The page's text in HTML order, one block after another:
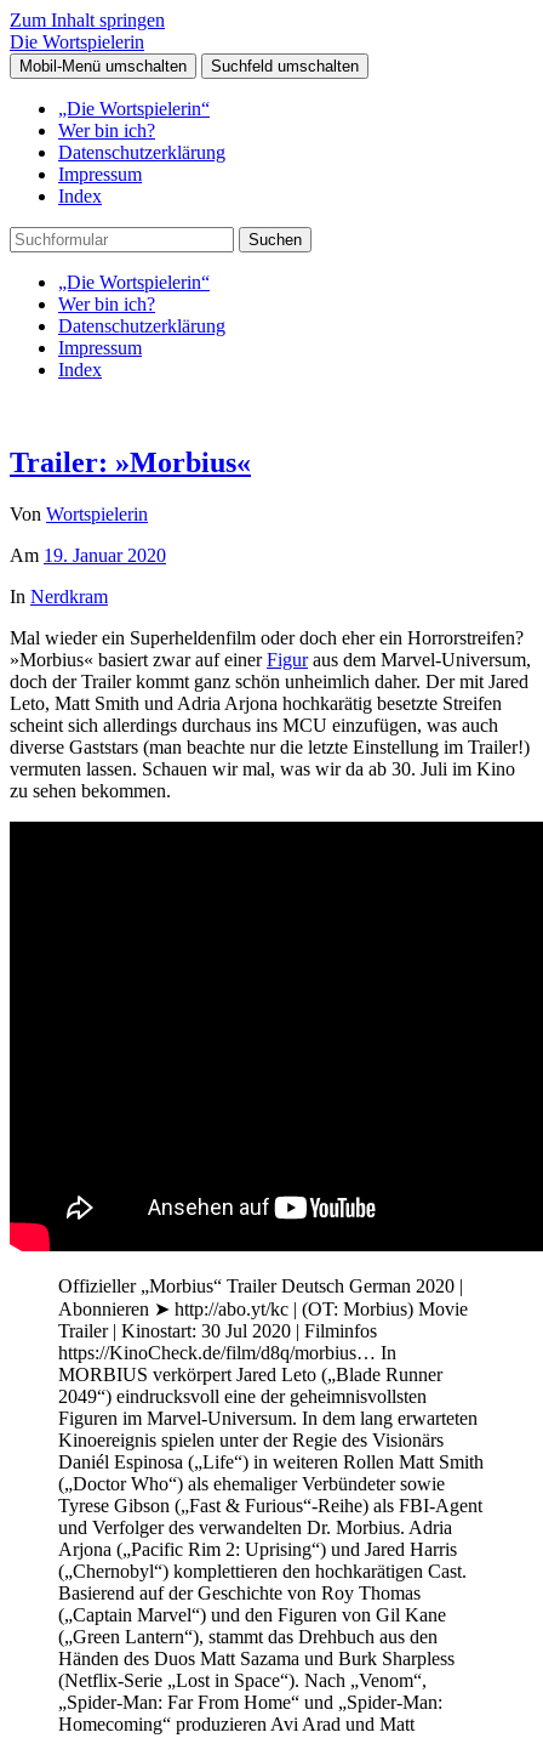
Zum Inhalt springen
Die Wortspielerin
Mobil-Menü umschalten Suchfeld umschalten
„Die Wortspielerin“
Wer bin ich?
Datenschutzerklärung
Impressum
Index
Suchen
„Die Wortspielerin“
Wer bin ich?
Datenschutzerklärung
Impressum
Index
Trailer: »Morbius«
Von Wortspielerin
Am 19. Januar 2020
In Nerdkram
Mal wieder ein Superheldenfilm oder doch eher ein Horrorstreifen?
»Morbius« basiert zwar auf einerFiguraus dem Marvel-Universum,
doch der Trailer kommt ganz schön unheimlich daher. Der mit Jared
Leto, Matt Smith und Adria Arjona hochkarätig besetzte Streifen
scheint sich allerdings durchaus ins MCU einzufügen, was auch
diverse Gaststars (man beachte nur die letzte Einstellung im Trailer!)
vermuten lassen. Schauen wir mal, was wir da ab 30. Juli im Kino
zu sehen bekommen.
Offizieller „Morbius“ Trailer Deutsch German 2020 |
Abonnieren ➤ http://abo.yt/kc | (OT: Morbius) Movie
Trailer | Kinostart: 30 Jul 2020 | Filminfos
https://KinoCheck.de/film/d8q/morbius… In
MORBIUS verkörpert Jared Leto („Blade Runner
2049“) eindrucksvoll eine der geheimnisvollsten
Figuren im Marvel-Universum. In dem lang erwarteten
Kinoereignis spielen unter der Regie des Visionärs
Daniél Espinosa („Life“) in weiteren Rollen Matt Smith
(„Doctor Who“) als ehemaliger Verbündeter sowie
Tyrese Gibson („Fast & Furious“-Reihe) als FBI-Agent
und Verfolger des verwandelten Dr. Morbius. Adria
Arjona („Pacific Rim 2: Uprising“) und Jared Harris
(„Chernobyl“) komplettieren den hochkarätigen Cast.
Basierend auf der Geschichte von Roy Thomas
(„Captain Marvel“) und den Figuren von Gil Kane
(„Green Lantern“), stammt das Drehbuch aus den
Händen des Duos Matt Sazama und Burk Sharpless
(Netflix-Serie „Lost in Space“). Nach „Venom“,
„Spider-Man: Far From Home“ und „Spider-Man:
Homecoming“ produzieren Avi Arad und Matt